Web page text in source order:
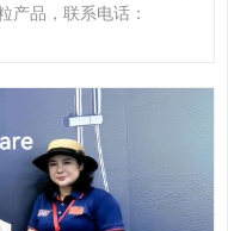
产品，联系电话：